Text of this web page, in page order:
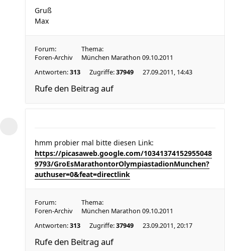
Gruß
Max
Forum:
Foren-Archiv
Thema:
München Marathon 09.10.2011
Antworten:313 Zugriffe:37949 27.09.2011, 14:43
Rufe den Beitrag auf
hmm probier mal bitte diesen Link:
https://picasaweb.google.com/10341374152955048
9793/GroEsMarathontorOlympiastadionMunchen?
authuser=0&feat=directlink
Forum:
Foren-Archiv
Thema:
München Marathon 09.10.2011
Antworten:313 Zugriffe:37949 23.09.2011, 20:17
Rufe den Beitrag auf